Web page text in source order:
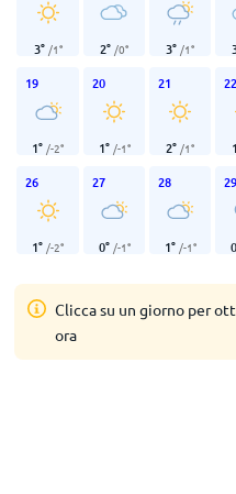
3° /1° 2° /0° 3° /1°
19
1° /-2°
20
1° /-1°
21
2° /1°
22
26
1° /-2°
27
0° /-1°
28
1° /-1°
29
0
Clicca su un giorno per
ora